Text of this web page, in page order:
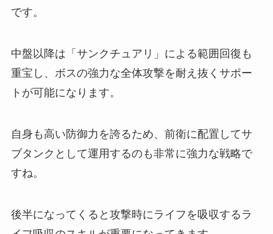
です。
中盤以降は「サンクチュアリ」による範囲回復も
重宝し、ボスの強力な全体攻撃を耐え抜くサポー
トが可能になります。
自身も高い防御力を誇るため、前衛に配置してサ
ブタンクとして運用するのも非常に強力な戦略で
すね。
後半になってくると攻撃時にライフを吸収するラ